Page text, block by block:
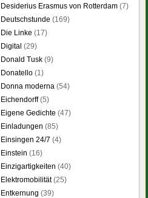
Desiderius Erasmus von Rotterdam (7)
Deutschstunde (169)
Die Linke (17)
Digital (29)
Donald Tusk (9)
Donatello (1)
Donna moderna (54)
Eichendorff(5)
Eigene Gedichte (47)
Einladungen (85)
Einsingen 24/7 (4)
Einstein (16)
Einzigartigkeiten (40)
Elektromobilität(25)
Entkernung (39)